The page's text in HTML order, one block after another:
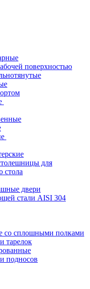
поверхностью
для
стола
двери
стали AISI 304
со сплошными полками
тарелок
подносов